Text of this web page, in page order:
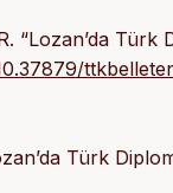
“Lozan’da Türk
Türk